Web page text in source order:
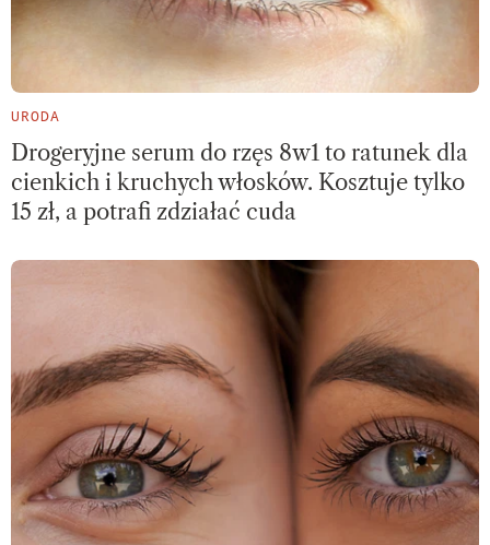
URODA
Drogeryjne serum do rzęs 8w1 to ratunek dla
cienkich i kruchych włosków. Kosztuje tylko
15 zł, a potrafi zdziałać cuda